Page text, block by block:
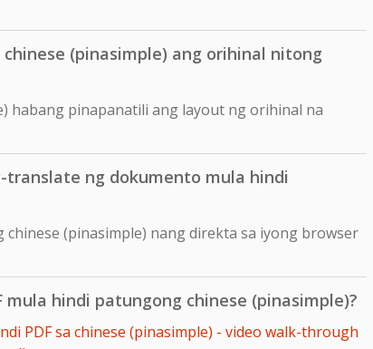
(pinasimple) ang orihinal nitong
habang pinapanatili ang layout ng orihinal na
ng dokumento mula hindi
(pinasimple) nang direkta sa iyong browser
hindi patungong chinese (pinasimple)?
PDF sa chinese (pinasimple) - video walk-through